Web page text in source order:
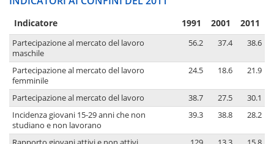
Indicatore 1991 2001 2011
Partecipazione al mercato del lavoro
maschile
56.2 37.4 38.6
Partecipazione al mercato del lavoro
femminile
24.5 18.6 21.9
Partecipazione al mercato del lavoro 38.7 27.5
30.1
Incidenza giovani 15-29 anni che non
studiano e non lavorano
39.3 38.8 28.2